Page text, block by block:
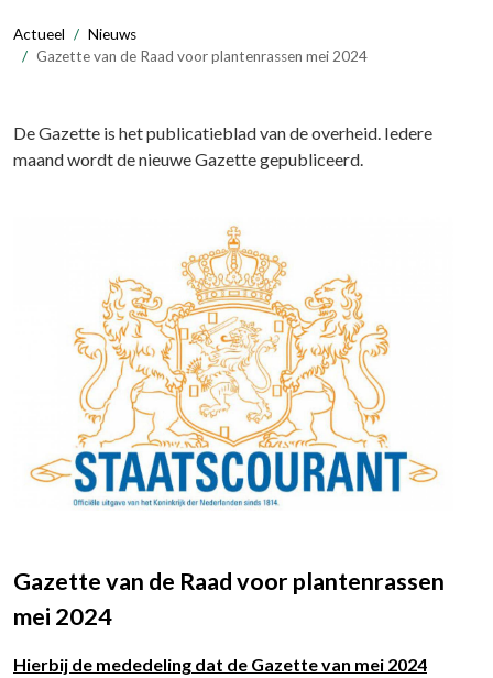
Actueel
Nieuws
Gazette van de Raad voor plantenrassen mei 2024
De Gazette is het publicatieblad van de overheid. Iedere
maand wordt de nieuwe Gazette gepubliceerd.
Gazette van de Raad voor plantenrassen
mei 2024
Hierbij de mededeling dat de Gazette van mei 2024